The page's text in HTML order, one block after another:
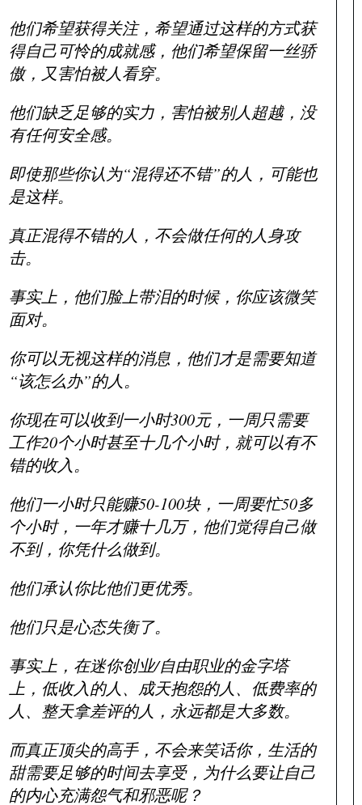
他们希望获得关注，希望通过这样的方式获
得自己可怜的成就感，他们希望保留一丝骄
傲，又害怕被人看穿。
他们缺乏足够的实力，害怕被别人超越，没
有任何安全感。
即使那些你认为“混得还不错”的人，可能也
是这样。
真正混得不错的人，不会做任何的人身攻
击。
事实上，他们脸上带泪的时候，你应该微笑
面对。
你可以无视这样的消息，他们才是需要知道
“该怎么办”的人。
你现在可以收到一小时300元，一周只需要
工作20个小时甚至十几个小时，就可以有不
错的收入。
他们一小时只能赚50-100块，一周要忙50多
个小时，一年才赚十几万，他们觉得自己做
不到，你凭什么做到。
他们承认你比他们更优秀。
他们只是心态失衡了。
事实上，在迷你创业/自由职业的金字塔
上，低收入的人、成天抱怨的人、低费率的
人、整天拿差评的人，永远都是大多数。
而真正顶尖的高手，不会来笑话你，生活的
甜需要足够的时间去享受，为什么要让自己
的内心充满怨气和邪恶呢？